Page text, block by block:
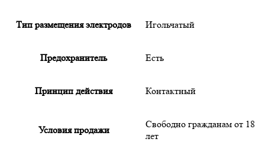
Тип размещения электродов Игольчатый
Предохранитель Есть
Принцип действия Контактный
Условия продажи
Свободно гражданам от 18
лет